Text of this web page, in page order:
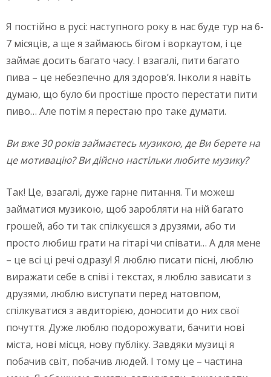
Я постійно в русі: наступного року в нас буде тур на 6-
7 місяців, а ще я займаюсь бігом і воркаутом, і це
займає досить багато часу. І взагалі, пити багато
пива – це небезпечно для здоров’я. Інколи я навіть
думаю, що було би простіше просто перестати пити
пиво… Але потім я перестаю про таке думати.
Ви вже 30 років займаєтесь музикою, де Ви берете на
це мотивацію? Ви дійсно настільки любите музику?
Так! Це, взагалі, дуже гарне питання. Ти можеш
займатися музикою, щоб заробляти на ній багато
грошей, або ти так спілкуєшся з друзями, або ти
просто любиш грати на гітарі чи співати… А для мене
– це всі ці речі одразу! Я люблю писати пісні, люблю
виражати себе в співі і текстах, я люблю зависати з
друзями, люблю виступати перед натовпом,
спілкуватися з авдиторією, доносити до них свої
почуття. Дуже люблю подорожувати, бачити нові
міста, нові місця, нову публіку. Завдяки музиці я
побачив світ, побачив людей. І тому це – частина